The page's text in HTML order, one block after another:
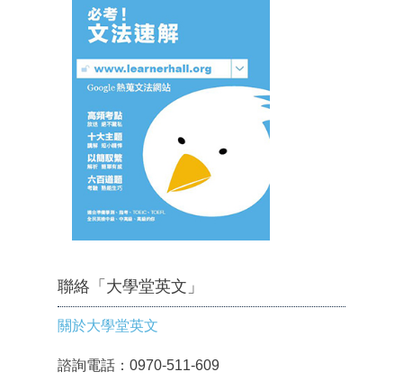
聯絡「大學堂英文」
關於大學堂英文
諮詢電話：0970-511-609